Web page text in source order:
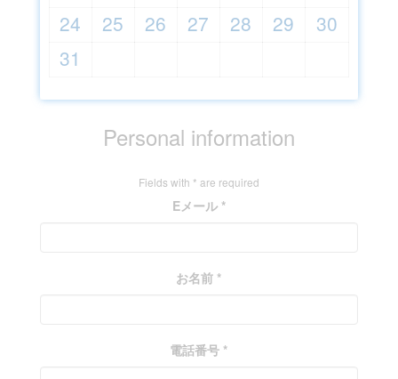
24
25 26 27 28 29
30
31
Personal information
Fields with * are required
Eメール *
お名前 *
電話番号 *